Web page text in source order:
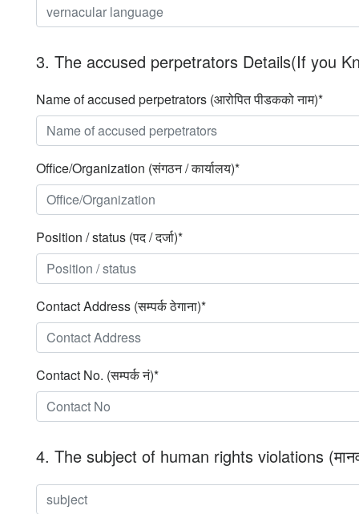
3. The accused perpetrators Details(If you
Name of accused perpetrators (आरोपित पीडकको नाम)*
Office/Organization (संगठन / कार्यालय)*
Position / status (पद / दर्जा)*
Contact Address (सम्पर्क ठेगाना)*
Contact No. (सम्पर्क नं)*
4. The subject of human rights violations